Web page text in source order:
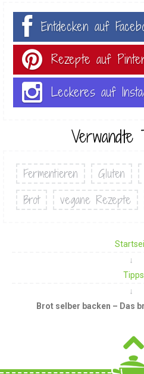
Entdecken auf
Rezepte auf
Leckeres auf
Verwandte
Fermentieren Gluten
Brot
vegane Rezepte
Tipps
Brot selber backen – Das